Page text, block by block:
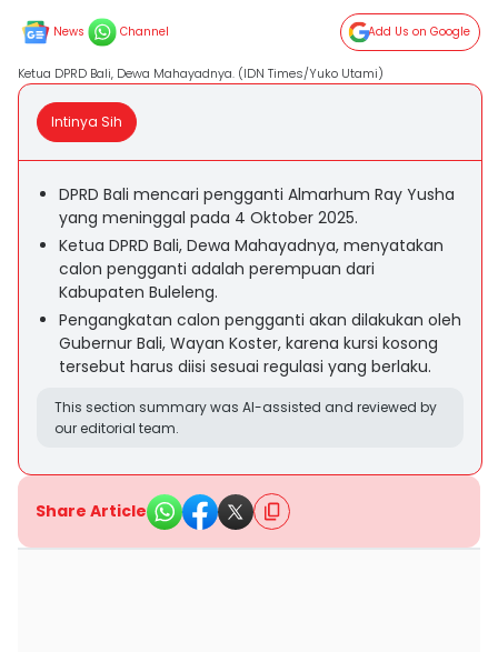
News Channel Add Us on Google
Ketua DPRD Bali, Dewa Mahayadnya. (IDN Times/Yuko Utami)
Intinya Sih
DPRD Bali mencari pengganti Almarhum Ray Yusha
yang meninggal pada 4 Oktober 2025.
Ketua DPRD Bali, Dewa Mahayadnya, menyatakan
calon pengganti adalah perempuan dari
Kabupaten Buleleng.
Pengangkatan calon pengganti akan dilakukan oleh
Gubernur Bali, Wayan Koster, karena kursi kosong
tersebut harus diisi sesuai regulasi yang berlaku.
This section summary was AI-assisted and reviewed by
our editorial team.
Share Article